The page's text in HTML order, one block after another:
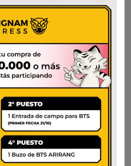
WELCH’S SODA
ORANGE ZERO
$1.800
AÑADIR AL CARRITO